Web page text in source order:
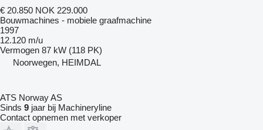
€ 20.850 NOK 229.000
Bouwmachines - mobiele graafmachine
1997
12.120 m/u
Vermogen 87 kW (118 PK)
Noorwegen, HEIMDAL
ATS Norway AS
Sinds 9 jaar bij Machineryline
Contact opnemen met verkoper